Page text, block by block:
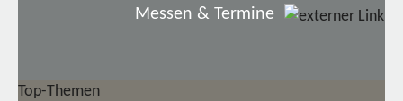
Messen & Termine
Top-Themen